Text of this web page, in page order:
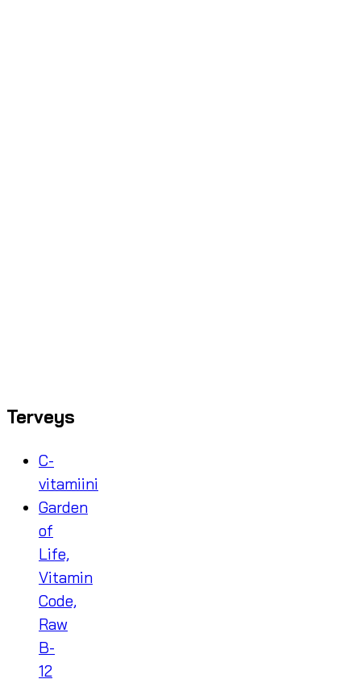
Terveys
C-
vitamiini
Garden
of
Life,
Vitamin
Code,
Raw
B-
12